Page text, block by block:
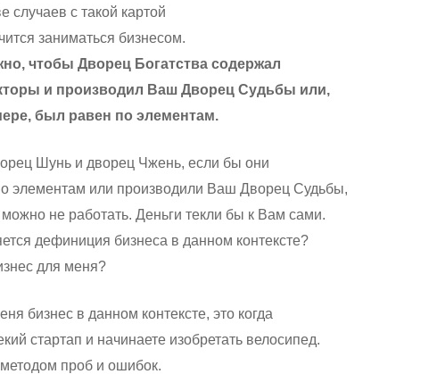
случаев с такой картой
заниматься бизнесом.
чтобы Дворец Богатства содержал
и производил Ваш Дворец Судьбы или,
был равен по элементам.
Шунь и дворец Чжень, если бы они
элементам или производили Ваш Дворец Судьбы,
не работать. Деньги текли бы к Вам сами.
дефиниция бизнеса в данном контексте?
для меня?
бизнес в данном контексте, это когда
стартап и начинаете изобретать велосипед.
проб и ошибок.